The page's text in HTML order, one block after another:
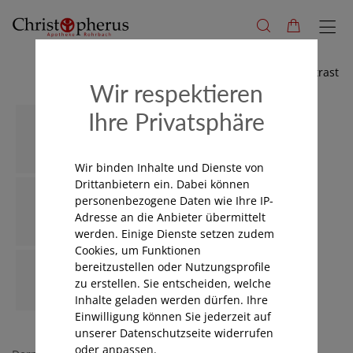
Hoher Kontrast
Wir respektieren
Ihre Privatsphäre
Wir binden Inhalte und Dienste von
Drittanbietern ein. Dabei können
personenbezogene Daten wie Ihre IP-
Adresse an die Anbieter übermittelt
werden. Einige Dienste setzen zudem
Cookies, um Funktionen
bereitzustellen oder Nutzungsprofile
zu erstellen. Sie entscheiden, welche
Inhalte geladen werden dürfen. Ihre
Einwilligung können Sie jederzeit auf
unserer Datenschutzseite widerrufen
oder anpassen.